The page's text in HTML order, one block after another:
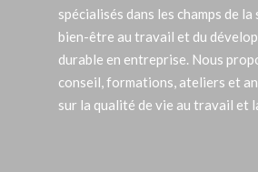
spécialisés dans les champs de la
bien-être au travail et du
durable en entreprise. Nous
conseil, formations, ateliers et
sur la qualité de vie au travail et